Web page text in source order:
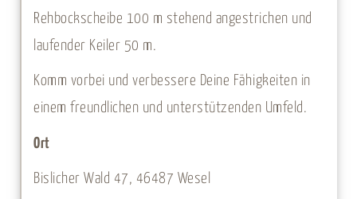
Rehbockscheibe 100 m stehend angestrichen und
laufender Keiler 50 m.
Komm vorbei und verbessere Deine Fähigkeiten in
einem freundlichen und unterstützenden Umfeld.
Ort
Bislicher Wald 47, 46487 Wesel